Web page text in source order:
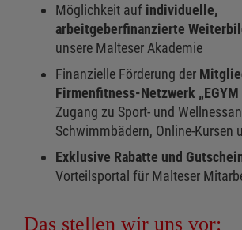
Möglichkeit auf individuelle,
arbeitgeberfinanzierte
unsere Malteser Akademie
Finanzielle Förderung der
Firmenfitness-Netzwerk „EGYM
Zugang zu Sport- und
Schwimmbädern, Online-Kursen
Exklusive Rabatte und
Vorteilsportal für Malteser
Das stellen wir uns vor: